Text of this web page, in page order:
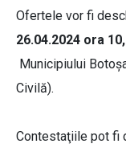
Ofertele vor fi
26.04.2024 ora 10,
Municipiului
Civilă).
Contestaţiile pot fi